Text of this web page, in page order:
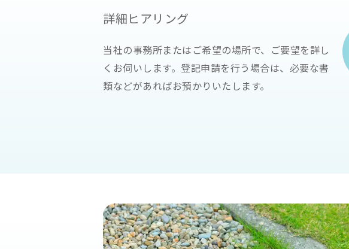
詳細ヒアリング
当社の事務所またはご希望の場所で、ご要望を詳し
くお伺いします。登記申請を行う場合は、必要な書
類などがあればお預かりいたします。